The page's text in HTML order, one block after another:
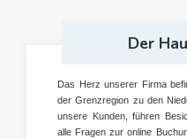
Der
Das Herz unserer Firma
der Grenzregion zu den
unsere Kunden, führen
alle Fragen zur online